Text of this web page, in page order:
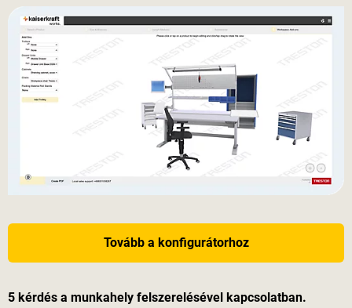
Tovább a konfigurátorhoz
5 kérdés a munkahely felszerelésével kapcsolatban.